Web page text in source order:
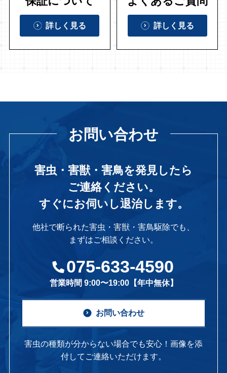
詳しく見る 詳しく見る
お問い合わせ
害虫・害獣・害鳥を発見したら
ご連絡ください。
すぐにお伺いし退治します。
他社で断られた害虫・害獣・害鳥駆除でも、
まずはご相談ください。
075-633-4590
営業時間 9:00〜19:00【年中無休】
お問い合わせ
害虫の種類が分からない場合でも安心！画像を添
付してご連絡いただけます。